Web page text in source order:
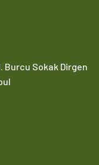
Burcu Sokak Dirgen